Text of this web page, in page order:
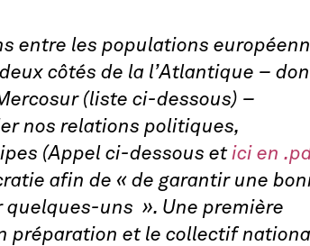
entre les populations
côtés de la l’Atlantique –
(liste ci-dessous) –
nos relations politiques,
(Appel ci-dessous etici en
afin de « de garantir une
quelques-uns ». Une première
préparation et le collectif